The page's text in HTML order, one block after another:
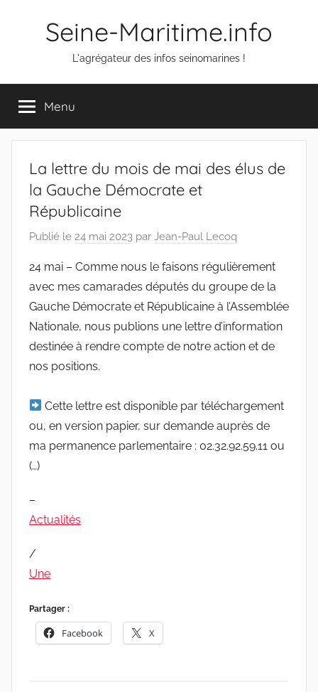
Seine-Maritime.info
L'agrégateur des infos seinomarines !
Menu
La lettre du mois de mai des élus de
la Gauche Démocrate et
Républicaine
Publié le 24 mai 2023 par Jean-Paul Lecoq
24 mai – Comme nous le faisons régulièrement
avec mes camarades députés du groupe de la
Gauche Démocrate et Républicaine à l’Assemblée
Nationale, nous publions une lettre d’information
destinée à rendre compte de notre action et de
nos positions.
Cette lettre est disponible par téléchargement
ou, en version papier, sur demande auprès de
ma permanence parlementaire : 02.32.92.59.11 ou
(…)
–
Actualités
/
Une
Partager :
Facebook X